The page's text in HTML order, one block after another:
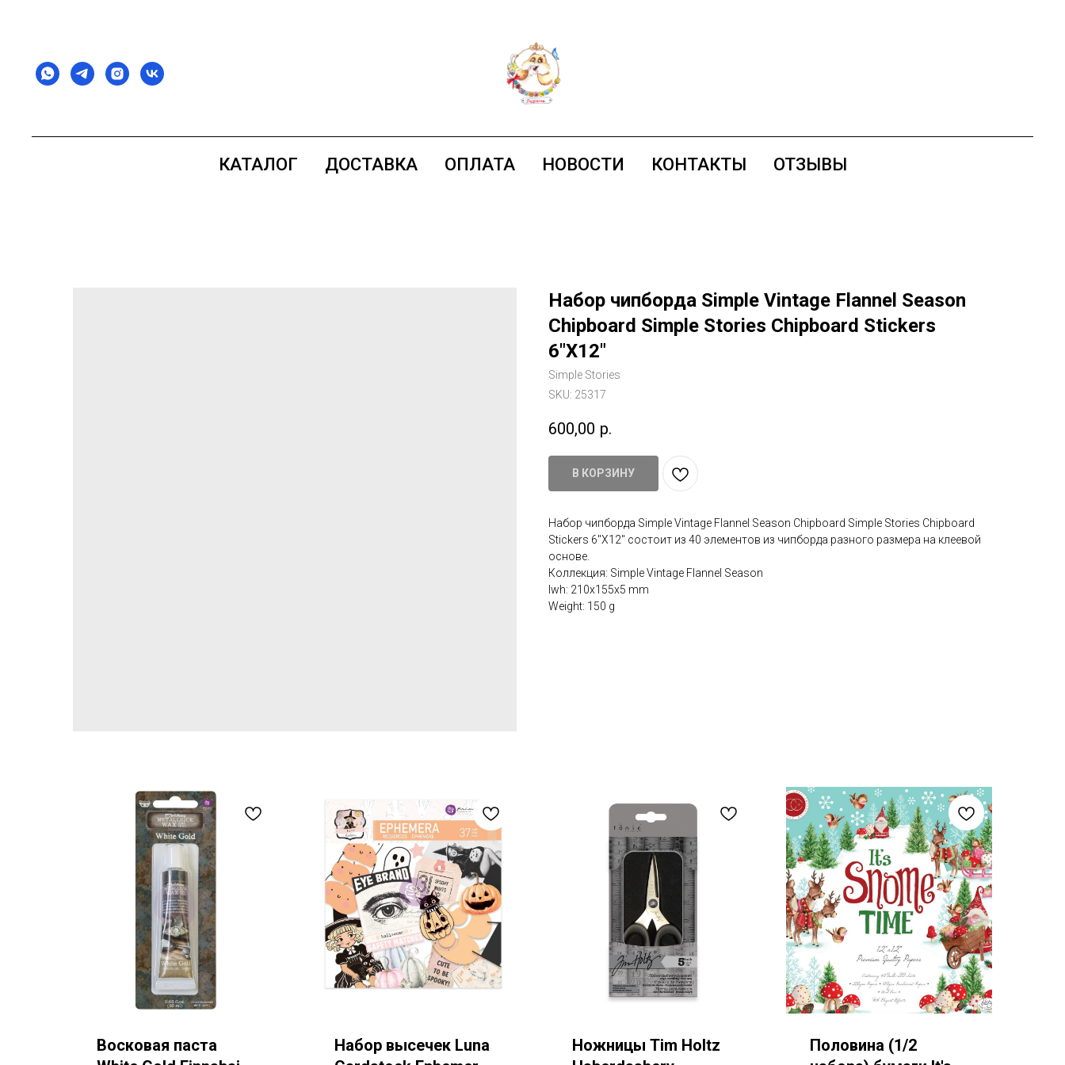
КАТАЛОГ ДОСТАВКА ОПЛАТА НОВОСТИ КОНТАКТЫ ОТЗЫВЫ
Набор чипборда Simple Vintage Flannel Season
Chipboard Simple Stories Chipboard Stickers
6"X12"
Simple Stories
SKU: 25317
600,00 р.
В КОРЗИНУ
Набор чипборда Simple Vintage Flannel Season Chipboard Simple Stories Chipboard
Stickers 6"X12" состоит из 40 элементов из чипборда разного размера на клеевой
основе.
Коллекция: Simple Vintage Flannel Season
lwh: 210x155x5 mm
Weight: 150 g
Восковая паста
Набор высечек Luna
Ножницы Tim Holtz
Половина (1/2